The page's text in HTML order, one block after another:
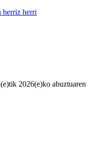
herriz herri
2026(e)ko abuztuaren